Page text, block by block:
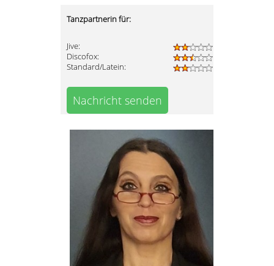
Tanzpartnerin für:
Jive:
Discofox:
Standard/Latein:
Nachricht senden